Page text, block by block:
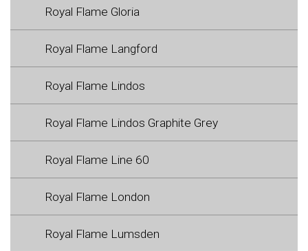
Royal Flame Gloria
Royal Flame Langford
Royal Flame Lindos
Royal Flame Lindos Graphite Grey
Royal Flame Line 60
Royal Flame London
Royal Flame Lumsden